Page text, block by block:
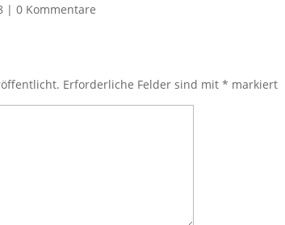
|0 Kommentare
Erforderliche Felder sind mit* markiert